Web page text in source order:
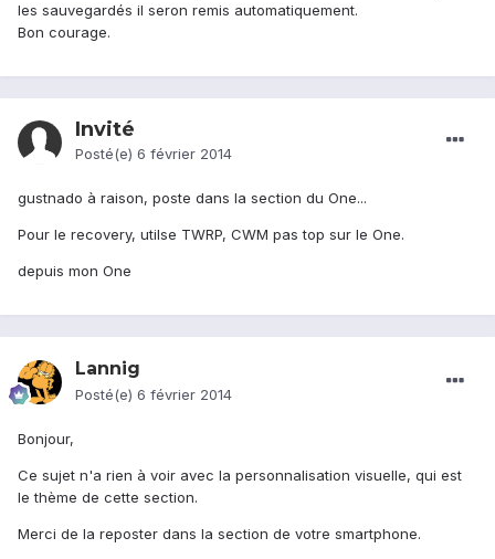
les sauvegardés il seron remis automatiquement.
Bon courage.
Invité
Posté(e) 6 février 2014
gustnado à raison, poste dans la section du One...
Pour le recovery, utilse TWRP, CWM pas top sur le One.
depuis mon One
Lannig
Posté(e) 6 février 2014
Bonjour,
Ce sujet n'a rien à voir avec la personnalisation visuelle, qui est
le thème de cette section.
Merci de la reposter dans la section de votre smartphone.